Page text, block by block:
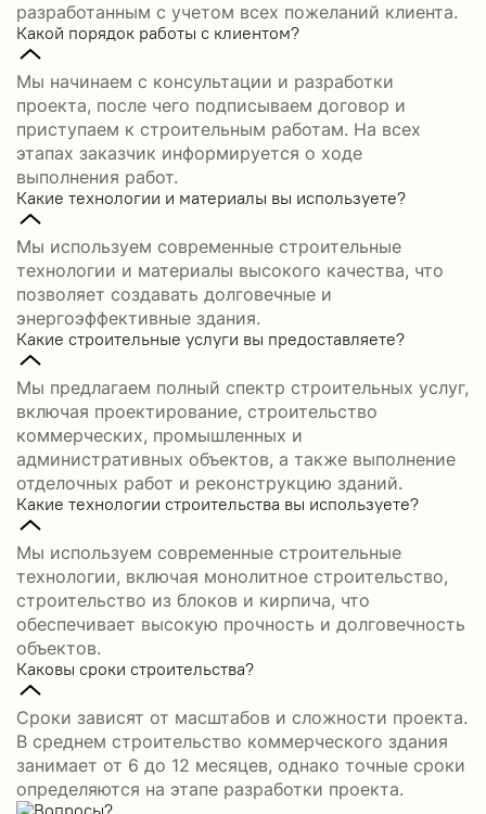
разработанным с учетом всех пожеланий клиента.
Какой порядок работы с клиентом?
Мы начинаем с консультации и разработки
проекта, после чего подписываем договор и
приступаем к строительным работам. На всех
этапах заказчик информируется о ходе
выполнения работ.
Какие технологии и материалы вы используете?
Мы используем современные строительные
технологии и материалы высокого качества, что
позволяет создавать долговечные и
энергоэффективные здания.
Какие строительные услуги вы предоставляете?
Мы предлагаем полный спектр строительных услуг,
включая проектирование, строительство
коммерческих, промышленных и
административных объектов, а также выполнение
отделочных работ и реконструкцию зданий.
Какие технологии строительства вы используете?
Мы используем современные строительные
технологии, включая монолитное строительство,
строительство из блоков и кирпича, что
обеспечивает высокую прочность и долговечность
объектов.
Каковы сроки строительства?
Сроки зависят от масштабов и сложности проекта.
В среднем строительство коммерческого здания
занимает от 6 до 12 месяцев, однако точные сроки
определяются на этапе разработки проекта.